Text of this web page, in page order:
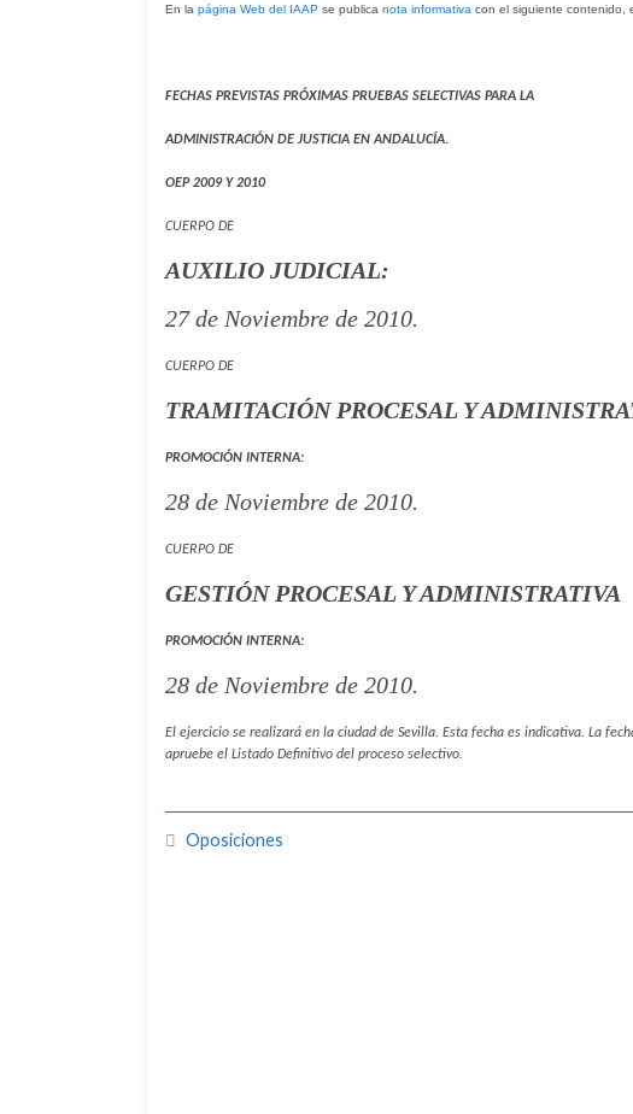
En la página Web del IAAP se publica nota informativa con el siguiente contenido,
FECHAS PREVISTAS PRÓXIMAS PRUEBAS SELECTIVAS PARA LA
ADMINISTRACIÓN DE JUSTICIA EN ANDALUCÍA.
OEP 2009 Y 2010
CUERPO DE
AUXILIO JUDICIAL:
27 de Noviembre de 2010.
CUERPO DE
TRAMITACIÓN PROCESAL Y
PROMOCIÓN INTERNA:
28 de Noviembre de 2010.
CUERPO DE
GESTIÓN PROCESAL Y ADMINISTRATIVA
PROMOCIÓN INTERNA:
28 de Noviembre de 2010.
El ejercicio se realizará en la ciudad de Sevilla. Esta fecha es indicativa. La
apruebe el Listado Definitivo del proceso selectivo.
Oposiciones